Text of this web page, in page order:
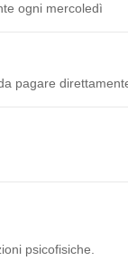
ogni mercoledì
pagare
psicofisiche.